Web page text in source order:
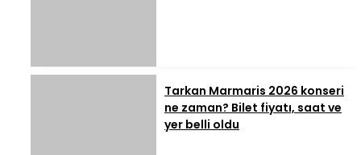
Tarkan Marmaris 2026 konseri
ne zaman? Bilet fiyatı, saat ve
yer belli oldu